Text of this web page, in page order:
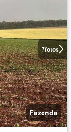
7fotos
Fazenda